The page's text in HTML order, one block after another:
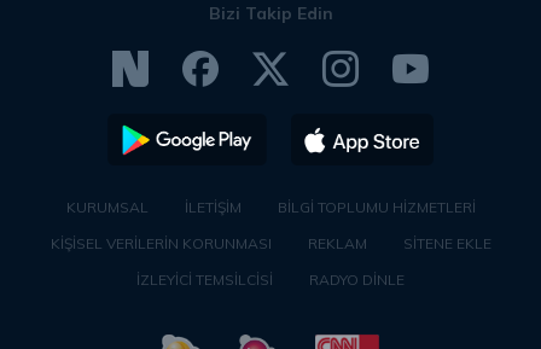
Bizi Takip Edin
KURUMSAL İLETİŞİM
BİLGİ TOPLUMU HİZMETLERİ
KİŞİSEL VERİLERİN KORUNMASI
REKLAM
SİTENE EKLE
İZLEYİCİ TEMSİLCİSİ
RADYO DİNLE